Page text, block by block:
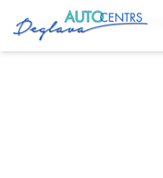
Главная Услуги